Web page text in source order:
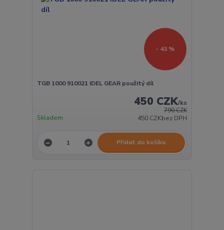
- 43 %
TGB 1000 910021 IDEL GEAR použitý díl
790 CZK
450 CZK/ks
450 CZKbez DPH
Skladem
Přidat do košíku